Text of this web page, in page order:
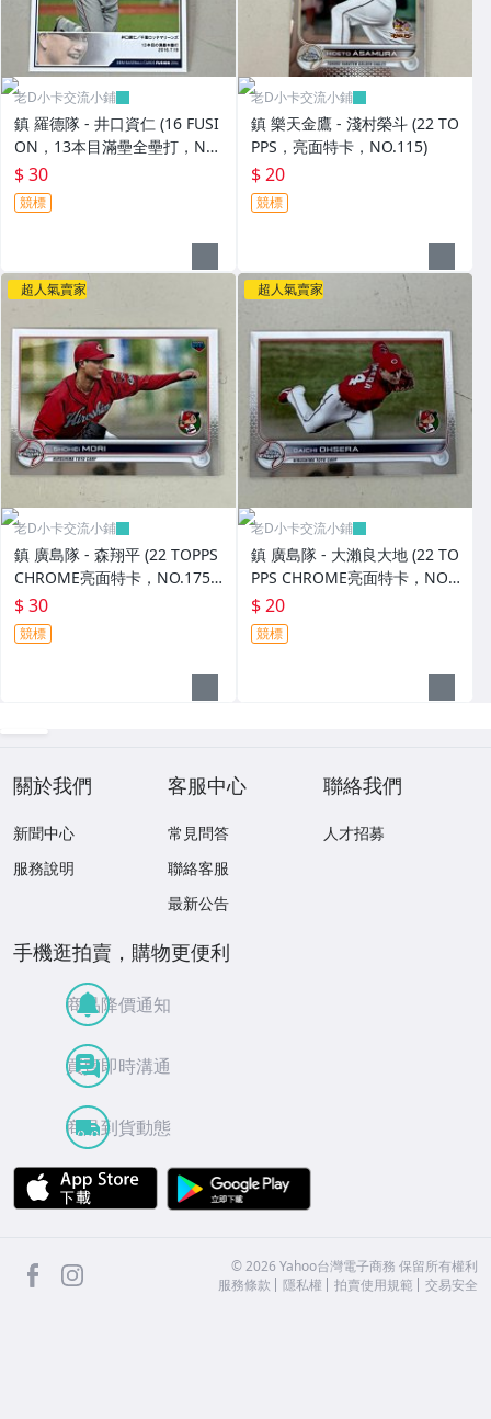
老D小卡交流小鋪
鎮 羅德隊 - 井口資仁 (16 FUSI
ON，13本目滿壘全壘打，NO.
064) BBM活動卡，有鋼印
$ 30
競標
老D小卡交流小鋪
鎮 樂天金鷹 - 淺村榮斗 (22 TO
PPS，亮面特卡，NO.115)
$ 20
競標
超人氣賣家
老D小卡交流小鋪
鎮 廣島隊 - 森翔平 (22 TOPPS
CHROME亮面特卡，NO.175)
RC新人卡
$ 30
競標
超人氣賣家
老D小卡交流小鋪
鎮 廣島隊 - 大瀨良大地 (22 TO
PPS CHROME亮面特卡，NO.
176)
$ 20
競標
關於我們
新聞中心
服務說明
客服中心
常見問答
聯絡客服
最新公告
聯絡我們
人才招募
手機逛拍賣，購物更便利
商品降價通知
買賣即時溝通
商品到貨動態
APP Store
facebook ©2026 Yahoo台灣電子商務 保留所有權利
服務條款
隱私權 拍賣使用規範 交易安全